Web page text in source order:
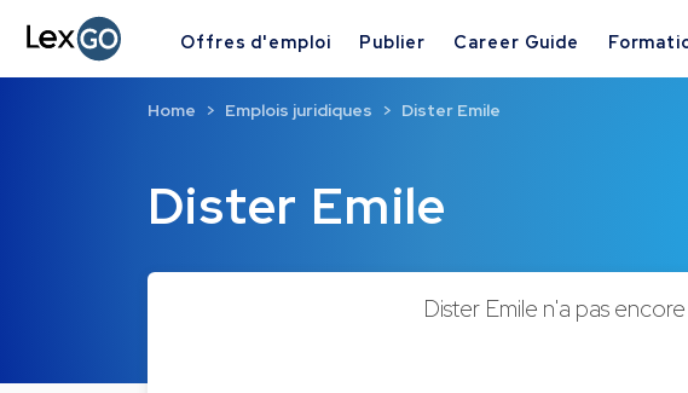
Offres d'emploi Publier Career Guide
Dister Emile
Home Emplois juridiques Dister Emile
Dister Emile n'a pas